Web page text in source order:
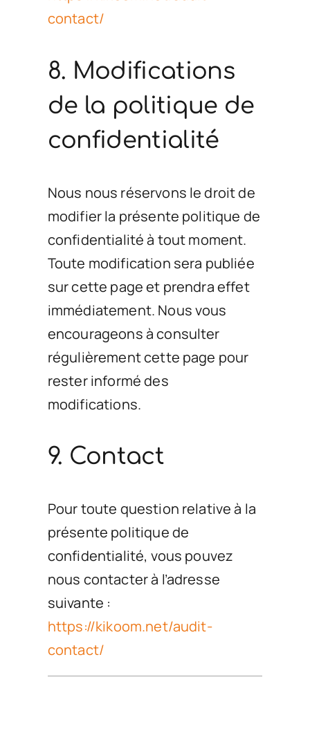
contact/
8. Modifications
de la politique de
confidentialité
Nous nous réservons le droit de
modifier la présente politique de
confidentialité à tout moment.
Toute modification sera publiée
sur cette page et prendra effet
immédiatement. Nous vous
encourageons à consulter
régulièrement cette page pour
rester informé des
modifications.
9. Contact
Pour toute question relative à la
présente politique de
confidentialité, vous pouvez
nous contacter à l’adresse
suivante :
https://kikoom.net/audit-
contact/